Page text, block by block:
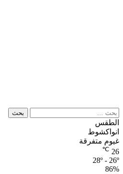
البحث
عن:
الطقس
انواكشوط
غيوم متفرقة
26
℃
28º - 26º
86%